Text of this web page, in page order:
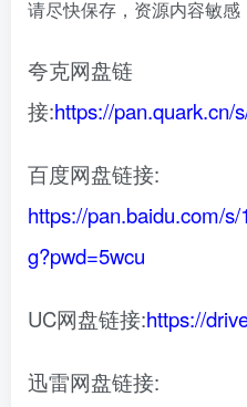
请尽快保存，资源内容敏
夸克网盘链
接:https://pan.quark.cn/
百度网盘链接:
https://pan.baidu.com/
g?pwd=5wcu
UC网盘链接:https://
迅雷网盘链接: